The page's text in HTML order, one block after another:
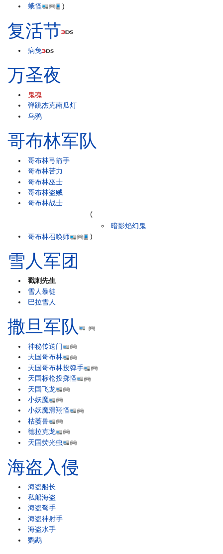
蛾怪
)
复活节
病兔
万圣夜
鬼魂
弹跳杰克南瓜灯
乌鸦
哥布林军队
哥布林弓箭手
哥布林苦力
哥布林巫士
哥布林盗贼
哥布林战士
哥布林召唤师
(
暗影焰幻鬼
)
雪人军团
戳刺先生
雪人暴徒
巴拉雪人
撒旦军队
神秘传送门
天国哥布林
天国哥布林投弹手
天国标枪投掷怪
天国飞龙
小妖魔
小妖魔滑翔怪
枯萎兽
德拉克龙
天国荧光虫
海盗入侵
海盗船长
私船海盗
海盗弩手
海盗神射手
海盗水手
鹦鹉